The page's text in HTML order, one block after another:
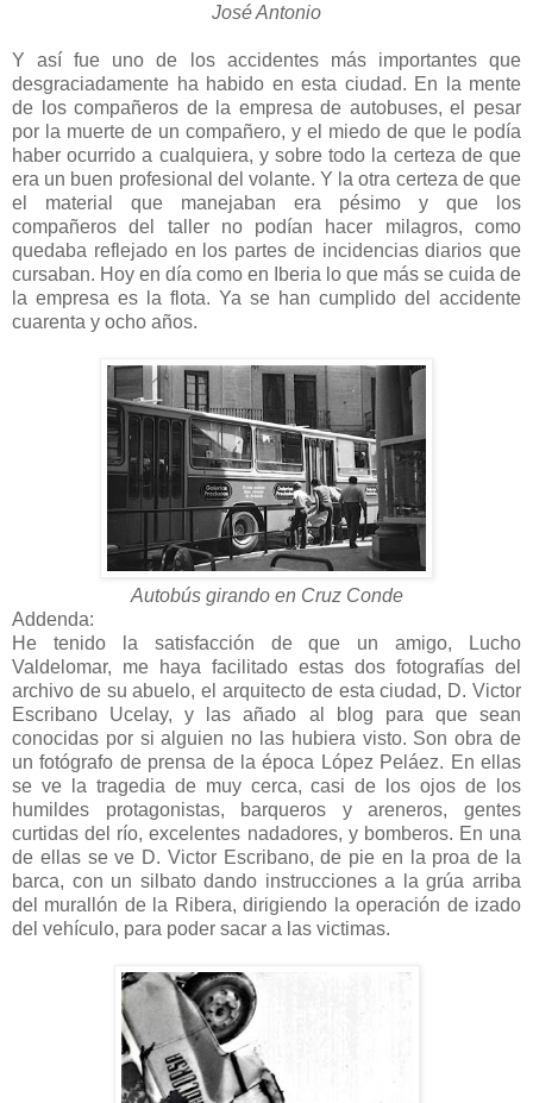
José Antonio
Y así fue uno de los accidentes más importantes que
desgraciadamente ha habido en esta ciudad. En la mente
de los compañeros de la empresa de autobuses, el pesar
por la muerte de un compañero, y el miedo de que le podía
haber ocurrido a cualquiera, y sobre todo la certeza de que
era un buen profesional del volante. Y la otra certeza de que
el material que manejaban era pésimo y que los
compañeros del taller no podían hacer milagros, como
quedaba reflejado en los partes de incidencias diarios que
cursaban. Hoy en día como en Iberia lo que más se cuida de
la empresa es la flota. Ya se han cumplido del accidente
cuarenta y ocho años.
Autobús girando en Cruz Conde
Addenda:
He tenido la satisfacción de que un amigo, Lucho
Valdelomar, me haya facilitado estas dos fotografías del
archivo de su abuelo, el arquitecto de esta ciudad, D. Victor
Escribano Ucelay, y las añado al blog para que sean
conocidas por si alguien no las hubiera visto. Son obra de
un fotógrafo de prensa de la época López Peláez. En ellas
se ve la tragedia de muy cerca, casi de los ojos de los
humildes protagonistas, barqueros y areneros, gentes
curtidas del río, excelentes nadadores, y bomberos. En una
de ellas se ve D. Victor Escribano, de pie en la proa de la
barca, con un silbato dando instrucciones a la grúa arriba
del murallón de la Ribera, dirigiendo la operación de izado
del vehículo, para poder sacar a las victimas.